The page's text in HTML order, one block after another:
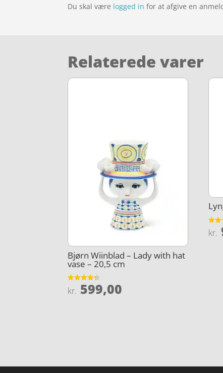
Du skal være logged in for at afgive en
Relaterede varer
Bjørn Wiinblad – Lady with hat
vase – 20,5 cm
Vurderet
4.4
kr. 599,00
4.8
kr.